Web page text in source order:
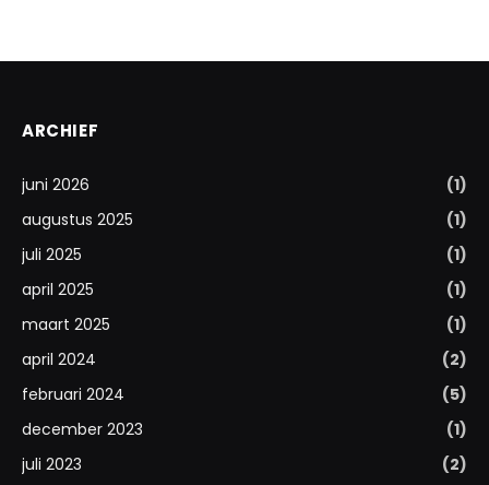
ARCHIEF
juni 2026
(1)
augustus 2025
(1)
juli 2025
(1)
april 2025
(1)
maart 2025
(1)
april 2024
(2)
februari 2024
(5)
december 2023
(1)
juli 2023
(2)